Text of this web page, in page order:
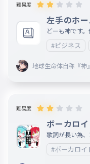
タグは関
と、タグ
イピング
難易度
左手のホ
どーも神です
だったのでそ
#ビジネス
地球生命体自称『
難易度
ボーカロ
詞1番(中
歌詞が長い為
_loveが歌うよ
歌ったことあ
が間違えてし
#ボーカロイ